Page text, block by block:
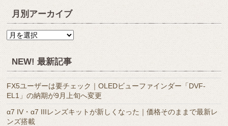
月別アーカイブ
月
ー
カ
イ
ブ
NEW! 最新記事
FX5ユーザーは要チェック｜OLEDビューファインダー「DVF-
EL1」の納期が9月上旬へ変更
α7 IV・α7 IIIレンズキットが新しくなった｜価格そのままで最新レ
ンズ搭載